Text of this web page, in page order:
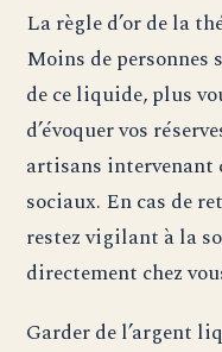
La règle d’or de la
Moins de personnes
de ce liquide, plus
d’évoquer vos
artisans intervenant
sociaux. En cas de
restez vigilant à la
directement chez
Garder de l’argent